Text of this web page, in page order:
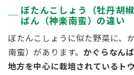
ぼたんこしょう（牡丹胡
ばん（神楽南蛮）の違い
ぼたんこしょうに似た野菜に、
南蛮）があります。 かぐらなん
地方を中心に栽培されているト